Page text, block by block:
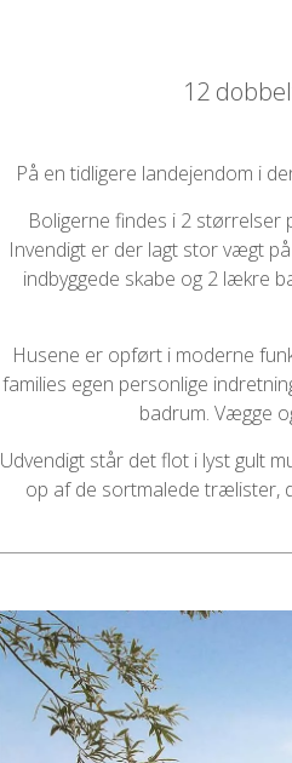
12
På en tidligere landejendom i
Boligerne findes i 2 størrelser
Invendigt er der lagt stor vægt
indbyggede skabe og 2 lækre
Husene er opført i moderne
families egen personlige
badrum. Vægge
Udvendigt står det flot i lyst gult
op af de sortmalede trælister,